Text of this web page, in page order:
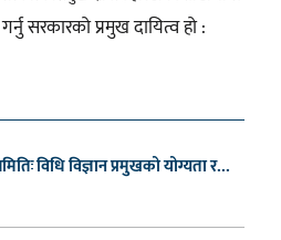
सरकारको प्रमुख दायित्व हो :
विधि विज्ञान प्रमुखको योग्यता र...